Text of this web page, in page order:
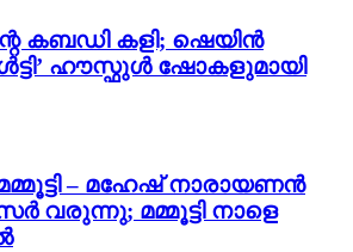
കബഡി കളി; ഷെയിൻ
ഹൗസ്ഫുൾ ഷോകളുമായി
– മഹേഷ് നാരായണൻ
വരുന്നു; മമ്മൂട്ടി നാളെ